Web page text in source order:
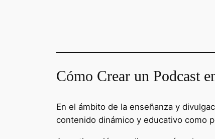
Cómo Crear un Podcast
En el ámbito de la enseñanza y
contenido dinámico y educativo como